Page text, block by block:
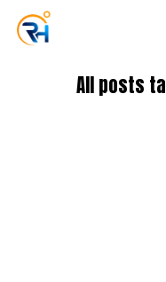
All posts